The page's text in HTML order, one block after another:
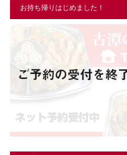
お持ち帰りはじめました！